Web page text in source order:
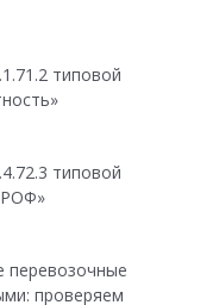
типовой
типовой
перевозочные
проверяем